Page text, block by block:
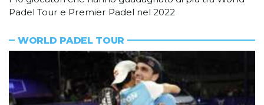
Padel Tour e Premier Padel nel 2022
WORLD PADEL TOUR